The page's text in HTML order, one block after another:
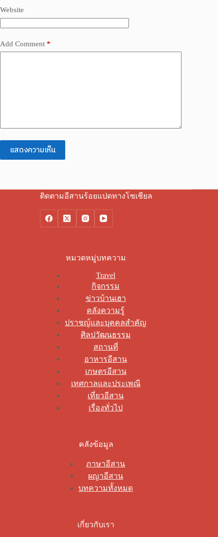
Website
Add Comment *
แสดงความเห็น
ติดตามอีสานร้อยแปดทางโซเชียล
หมวดหมู่บทความ
Travel
กิจกรรม
ข่าวบ้านเฮา
คลังความรู้
ปราชญ์และบุคคลสำคัญ
ศิลปวัฒนธรรม
สถานที่
อาหารอีสาน
เกษตรอีสาน
เทศกาลและประเพณี
เที่ยวอีสาน
เรื่องทั่วไป
คลังข้อมูล
ภาษาอีสาน
ผญาอีสาน
บทความทั้งหมด
เกี่ยวกับเรา